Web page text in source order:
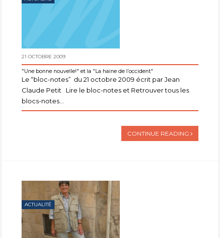
21 OCTOBRE 2009
"Une bonne nouvelle!" et la "La haine de l’occident"
Le “bloc-notes” du 21 octobre 2009 écrit par Jean
Claude Petit Lire le bloc-notes et Retrouver tous les
blocs-notes...
CONTINUE READING
ACTUALITÉ